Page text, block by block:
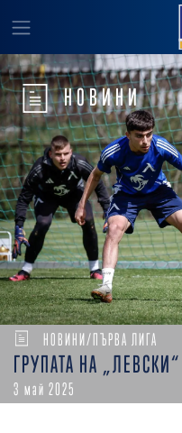
НОВИНИ
НОВИНИ/ПЪРВА ЛИГА
ГРУПАТА НА
3 май 2025